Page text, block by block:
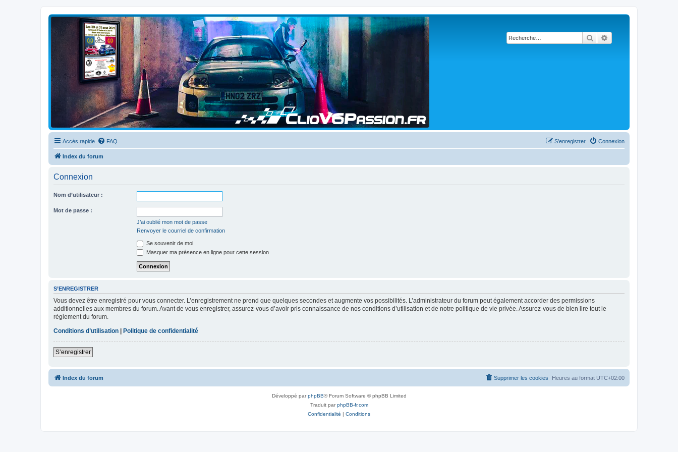
Rechercher
Clio V6 Passion
Le site français des passionnés de Clio V6
Accès rapide FAQ Connexion
S’enregistrer
Index du forum
Connexion
Nom d’utilisateur :
Mot de passe :
J’ai oublié mon mot de passe
Renvoyer le courriel de confirmation
Se souvenir de moi
Masquer ma présence en ligne pour cette session
S’ENREGISTRER
Vous devez être enregistré pour vous connecter. L’enregistrement ne prend que quelques secondes et augmente vos possibilités. L’administrateur du forum peut également accorder des permissions
additionnelles aux membres du forum. Avant de vous enregistrer, assurez-vous d’avoir pris connaissance de nos conditions d’utilisation et de notre politique de vie privée. Assurez-vous de bien lire tout le
règlement du forum.
Conditions d’utilisation | Politique de confidentialité
S’enregistrer
Index du forum Heures au format UTC+02:00
Supprimer les cookies
Développé parphpBB® Forum Software © phpBB Limited
Traduit parphpBB-fr.com
Confidentialité | Conditions